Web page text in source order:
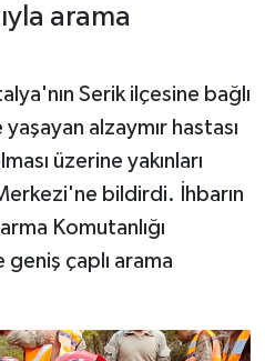
arama
Serik ilçesine bağlı
alzaymır hastası
üzerine yakınları
bildirdi. İhbarın
Komutanlığı
çaplı arama